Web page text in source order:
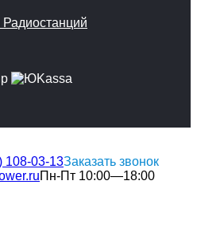
108-03-13Заказать звонок
Пн-Пт 10:00—18:00